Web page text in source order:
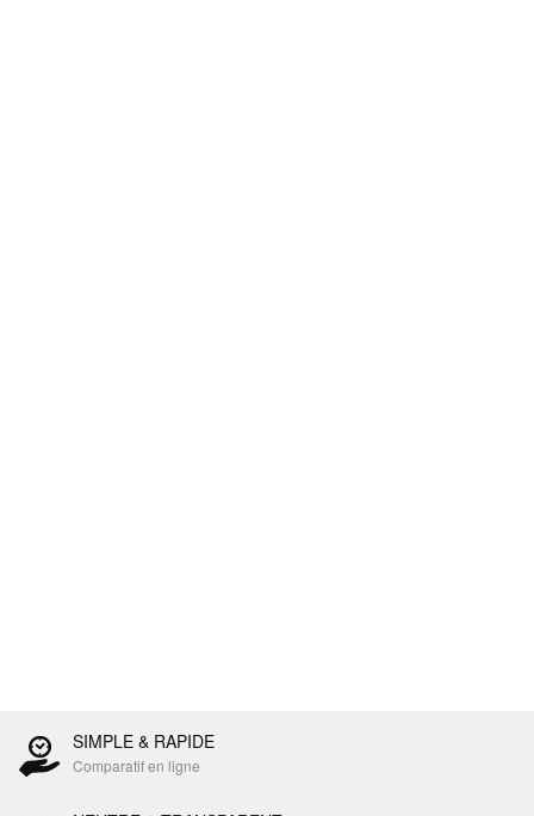
SIMPLE & RAPIDE
Comparatif en ligne